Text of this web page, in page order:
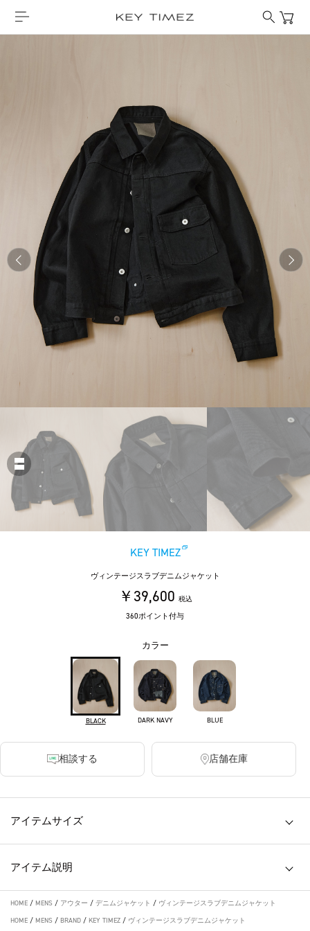
KEY TIMEZ
ヴィンテージスラブデニムジャケット
￥39,600 税込
360ポイント付与
カラー
BLACK DARK NAVY BLUE
相談する 店舗在庫
アイテムサイズ
アイテム説明
HOME / MENS / アウター / デニムジャケット / ヴィンテージスラブデニムジャケット
HOME / MENS / BRAND / KEY TIMEZ / ヴィンテージスラブデニムジャケット